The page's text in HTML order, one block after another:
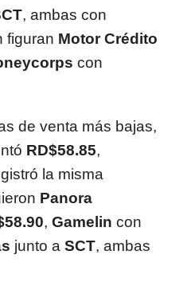
, ambas con
figuran Motor Crédito
con
de venta más bajas,
RD$58.85,
la misma
Panora
, Gamelin con
junto a SCT, ambas